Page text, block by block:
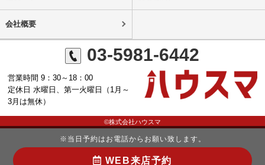
会社概要
03-5981-6442
営業時間 9：30～18：00
定休日 水曜日、第一火曜日（1月～
3月は無休）
©株式会社ハウスマ
※当日予約はお電話からお願い致します。
WEB来店予約